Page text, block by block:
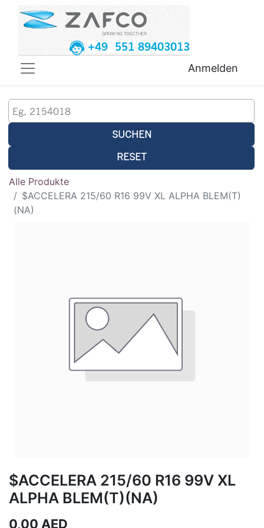
+49 551 89403013
Anmelden
SUCHEN
RESET
Alle Produkte
$ACCELERA 215/60 R16 99V XL ALPHA BLEM(T)
(NA)
$ACCELERA 215/60 R16 99V XL
ALPHA BLEM(T)(NA)
0,00 AED